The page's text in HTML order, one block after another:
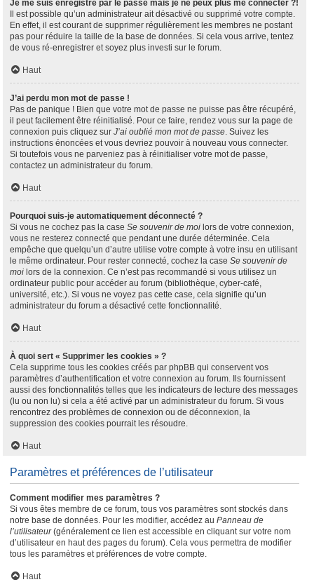
Je me suis enregistré par le passé mais je ne peux plus me connecter ?!
Il est possible qu’un administrateur ait désactivé ou supprimé votre compte.
En effet, il est courant de supprimer régulièrement les membres ne postant
pas pour réduire la taille de la base de données. Si cela vous arrive, tentez
de vous ré-enregistrer et soyez plus investi sur le forum.
Haut
J’ai perdu mon mot de passe !
Pas de panique ! Bien que votre mot de passe ne puisse pas être récupéré,
il peut facilement être réinitialisé. Pour ce faire, rendez vous sur la page de
connexion puis cliquez sur J’ai oublié mon mot de passe. Suivez les
instructions énoncées et vous devriez pouvoir à nouveau vous connecter.
Si toutefois vous ne parveniez pas à réinitialiser votre mot de passe,
contactez un administrateur du forum.
Haut
Pourquoi suis-je automatiquement déconnecté ?
Si vous ne cochez pas la case Se souvenir de moi lors de votre connexion,
vous ne resterez connecté que pendant une durée déterminée. Cela
empêche que quelqu’un d’autre utilise votre compte à votre insu en utilisant
le même ordinateur. Pour rester connecté, cochez la case Se souvenir de
moi lors de la connexion. Ce n’est pas recommandé si vous utilisez un
ordinateur public pour accéder au forum (bibliothèque, cyber-café,
université, etc.). Si vous ne voyez pas cette case, cela signifie qu’un
administrateur du forum a désactivé cette fonctionnalité.
Haut
À quoi sert « Supprimer les cookies » ?
Cela supprime tous les cookies créés par phpBB qui conservent vos
paramètres d’authentification et votre connexion au forum. Ils fournissent
aussi des fonctionnalités telles que les indicateurs de lecture des messages
(lu ou non lu) si cela a été activé par un administrateur du forum. Si vous
rencontrez des problèmes de connexion ou de déconnexion, la
suppression des cookies pourrait les résoudre.
Haut
Paramètres et préférences de l’utilisateur
Comment modifier mes paramètres ?
Si vous êtes membre de ce forum, tous vos paramètres sont stockés dans
notre base de données. Pour les modifier, accédez au Panneau de
l’utilisateur(généralement ce lien est accessible en cliquant sur votre nom
d’utilisateur en haut des pages du forum). Cela vous permettra de modifier
tous les paramètres et préférences de votre compte.
Haut